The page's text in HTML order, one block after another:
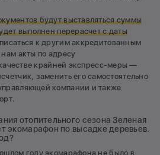
будут выставляться суммы
выполнен перерасчет с даты
к другим аккредитованным
акты по адресу
крайней экспресс-меры —
заменить его самостоятельно
компании и также
отопительного сезона Зеленая
экомарафон по высадке деревьев.
году экомарафона не было в